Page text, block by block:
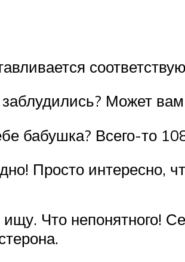
Может
бабушка? Всего-то
Просто интересно,
Что непонятного!